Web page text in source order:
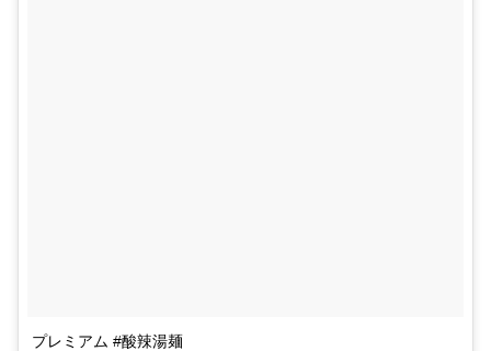
プレミアム #酸辣湯麺